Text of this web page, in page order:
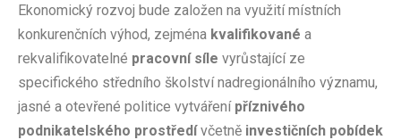
Ekonomický rozvoj bude založen na využití místních
konkurenčních výhod, zejména kvalifikované a
rekvalifikovatelné pracovní síle vyrůstající ze
specifického středního školství nadregionálního významu,
jasné a otevřené politice vytváření příznivého
podnikatelského prostředívčetně investičních pobídek